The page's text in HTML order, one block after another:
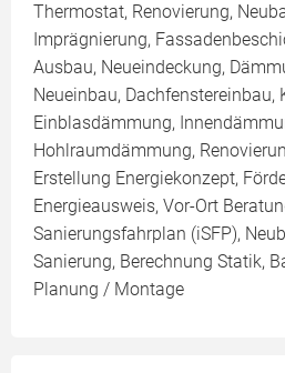
Thermostat, Renovierung,
Imprägnierung,
Ausbau, Neueindeckung,
Neueinbau, Dachfenstereinbau,
Einblasdämmung,
Hohlraumdämmung,
Erstellung Energiekonzept,
Energieausweis, Vor-Ort
Sanierungsfahrplan (iSFP),
Sanierung, Berechnung Statik,
Planung / Montage